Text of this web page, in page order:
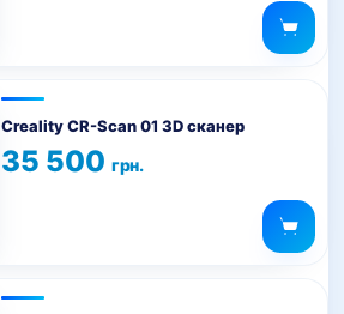
Creality CR-Scan 01 3D сканер
35 500 грн.